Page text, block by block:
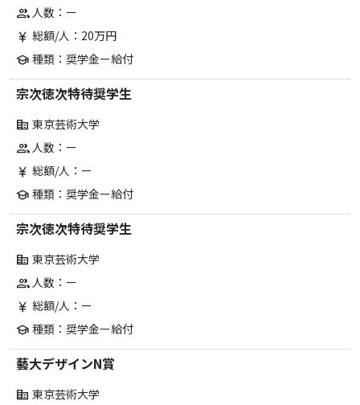
group人数：ー
currency_yen 総額/人：20万円
school 種類：奨学金ー給付
宗次徳次特待奨学生
corporate_fare 東京芸術大学
group人数：ー
currency_yen 総額/人：ー
school 種類：奨学金ー給付
宗次徳次特待奨学生
corporate_fare 東京芸術大学
group人数：ー
currency_yen 総額/人：ー
school 種類：奨学金ー給付
藝大デザインN賞
corporate_fare 東京芸術大学